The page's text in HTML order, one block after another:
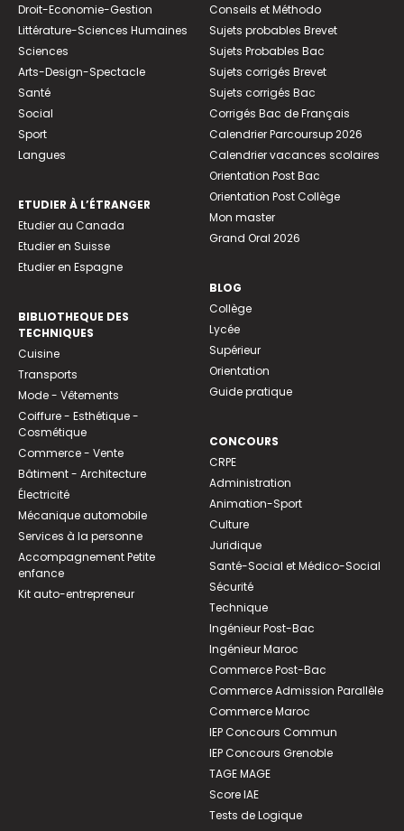
Droit-Economie-Gestion
Littérature-Sciences Humaines
Sciences
Arts-Design-Spectacle
Santé
Social
Sport
Langues
ETUDIER À L’ÉTRANGER
Etudier au Canada
Etudier en Suisse
Etudier en Espagne
BIBLIOTHEQUE DES
TECHNIQUES
Cuisine
Transports
Mode - Vêtements
Coiffure - Esthétique -
Cosmétique
Commerce - Vente
Bâtiment - Architecture
Électricité
Mécanique automobile
Services à la personne
Accompagnement Petite
enfance
Kit auto-entrepreneur
Conseils et Méthodo
Sujets probables Brevet
Sujets Probables Bac
Sujets corrigés Brevet
Sujets corrigés Bac
Corrigés Bac de Français
Calendrier Parcoursup 2026
Calendrier vacances scolaires
Orientation Post Bac
Orientation Post Collège
Mon master
Grand Oral 2026
BLOG
Collège
Lycée
Supérieur
Orientation
Guide pratique
CONCOURS
CRPE
Administration
Animation-Sport
Culture
Juridique
Santé-Social et Médico-Social
Sécurité
Technique
Ingénieur Post-Bac
Ingénieur Maroc
Commerce Post-Bac
Commerce Admission Parallèle
Commerce Maroc
IEP Concours Commun
IEP Concours Grenoble
TAGE MAGE
Score IAE
Tests de Logique